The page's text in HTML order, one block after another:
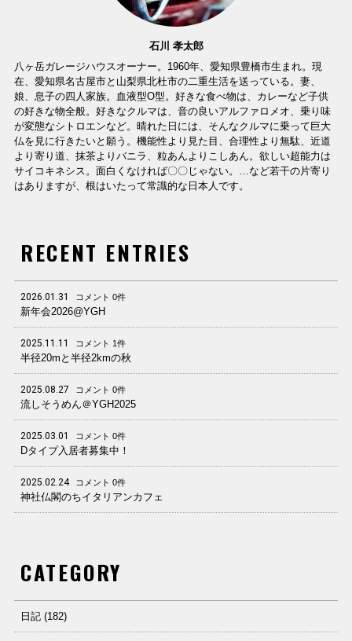
石川 孝太郎
八ヶ岳ガレージハウスオーナー。1960年、愛知県豊橋市生まれ。現
在、愛知県名古屋市と山梨県北杜市の二重生活を送っている。妻、
娘、息子の四人家族。血液型O型。好きな食べ物は、カレーなど子供
の好きな物全般。好きなクルマは、音の良いアルファロメオ、乗り味
が変態なシトロエンなど。晴れた日には、そんなクルマに乗って巨大
仏を見に行きたいと願う。機能性より見た目、合理性より無駄、近道
より寄り道、抹茶よりバニラ、粒あんよりこしあん。欲しい超能力は
サイコキネシス。面白くなければ〇〇じゃない。…など若干の片寄り
はありますが、根はいたって常識的な日本人です。
RECENT ENTRIES
2026.01.31 コメント 0件
新年会2026@YGH
2025.11.11 コメント 1件
半径20mと半径2kmの秋
2025.08.27 コメント 0件
流しそうめん＠YGH2025
2025.03.01 コメント 0件
Dタイプ入居者募集中！
2025.02.24 コメント 0件
神社仏閣のちイタリアンカフェ
CATEGORY
日記 (182)